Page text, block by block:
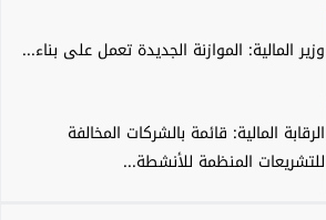
وزير المالية: الموازنة الجديدة تعمل على بناء...
الرقابة المالية: قائمة بالشركات المخالفة
للتشريعات المنظمة للأنشطة...